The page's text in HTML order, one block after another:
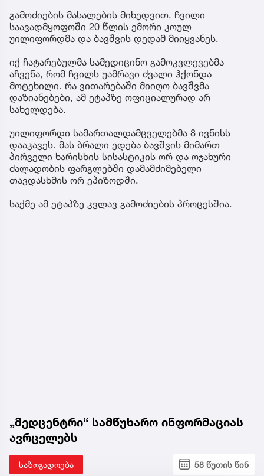
გამოძიების მასალების მიხედვით, ჩვილი
საავადმყოფოში 20 წლის ემორი კოულ
უილიფორდმა და ბავშვის დედამ მიიყვანეს.
იქ ჩატარებულმა სამედიცინო გამოკვლევებმა
აჩვენა, რომ ჩვილს უამრავი ძვალი ჰქონდა
მოტეხილი. რა ვითარებაში მიიღო ბავშვმა
დაზიანებები, ამ ეტაპზე ოფიციალურად არ
სახელდება.
უილიფორდი სამართალდამცველებმა 8 ივნისს
დააკავეს. მას ბრალი ედება ბავშვის მიმართ
პირველი ხარისხის სისასტიკის ორ და ოჯახური
ძალადობის ფარგლებში დამამძიმებელი
თავდასხმის ორ ეპიზოდში.
საქმე ამ ეტაპზე კვლავ გამოძიების პროცესშია.
„მედცენტრი“ სამწუხარო ინფორმაციას
ავრცელებს
საზოგადოება 58 წუთის წინ